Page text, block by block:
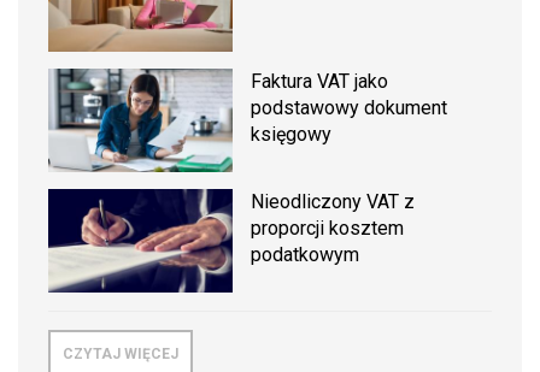
Faktura VAT jako
podstawowy dokument
księgowy
Nieodliczony VAT z
proporcji kosztem
podatkowym
CZYTAJ WIĘCEJ